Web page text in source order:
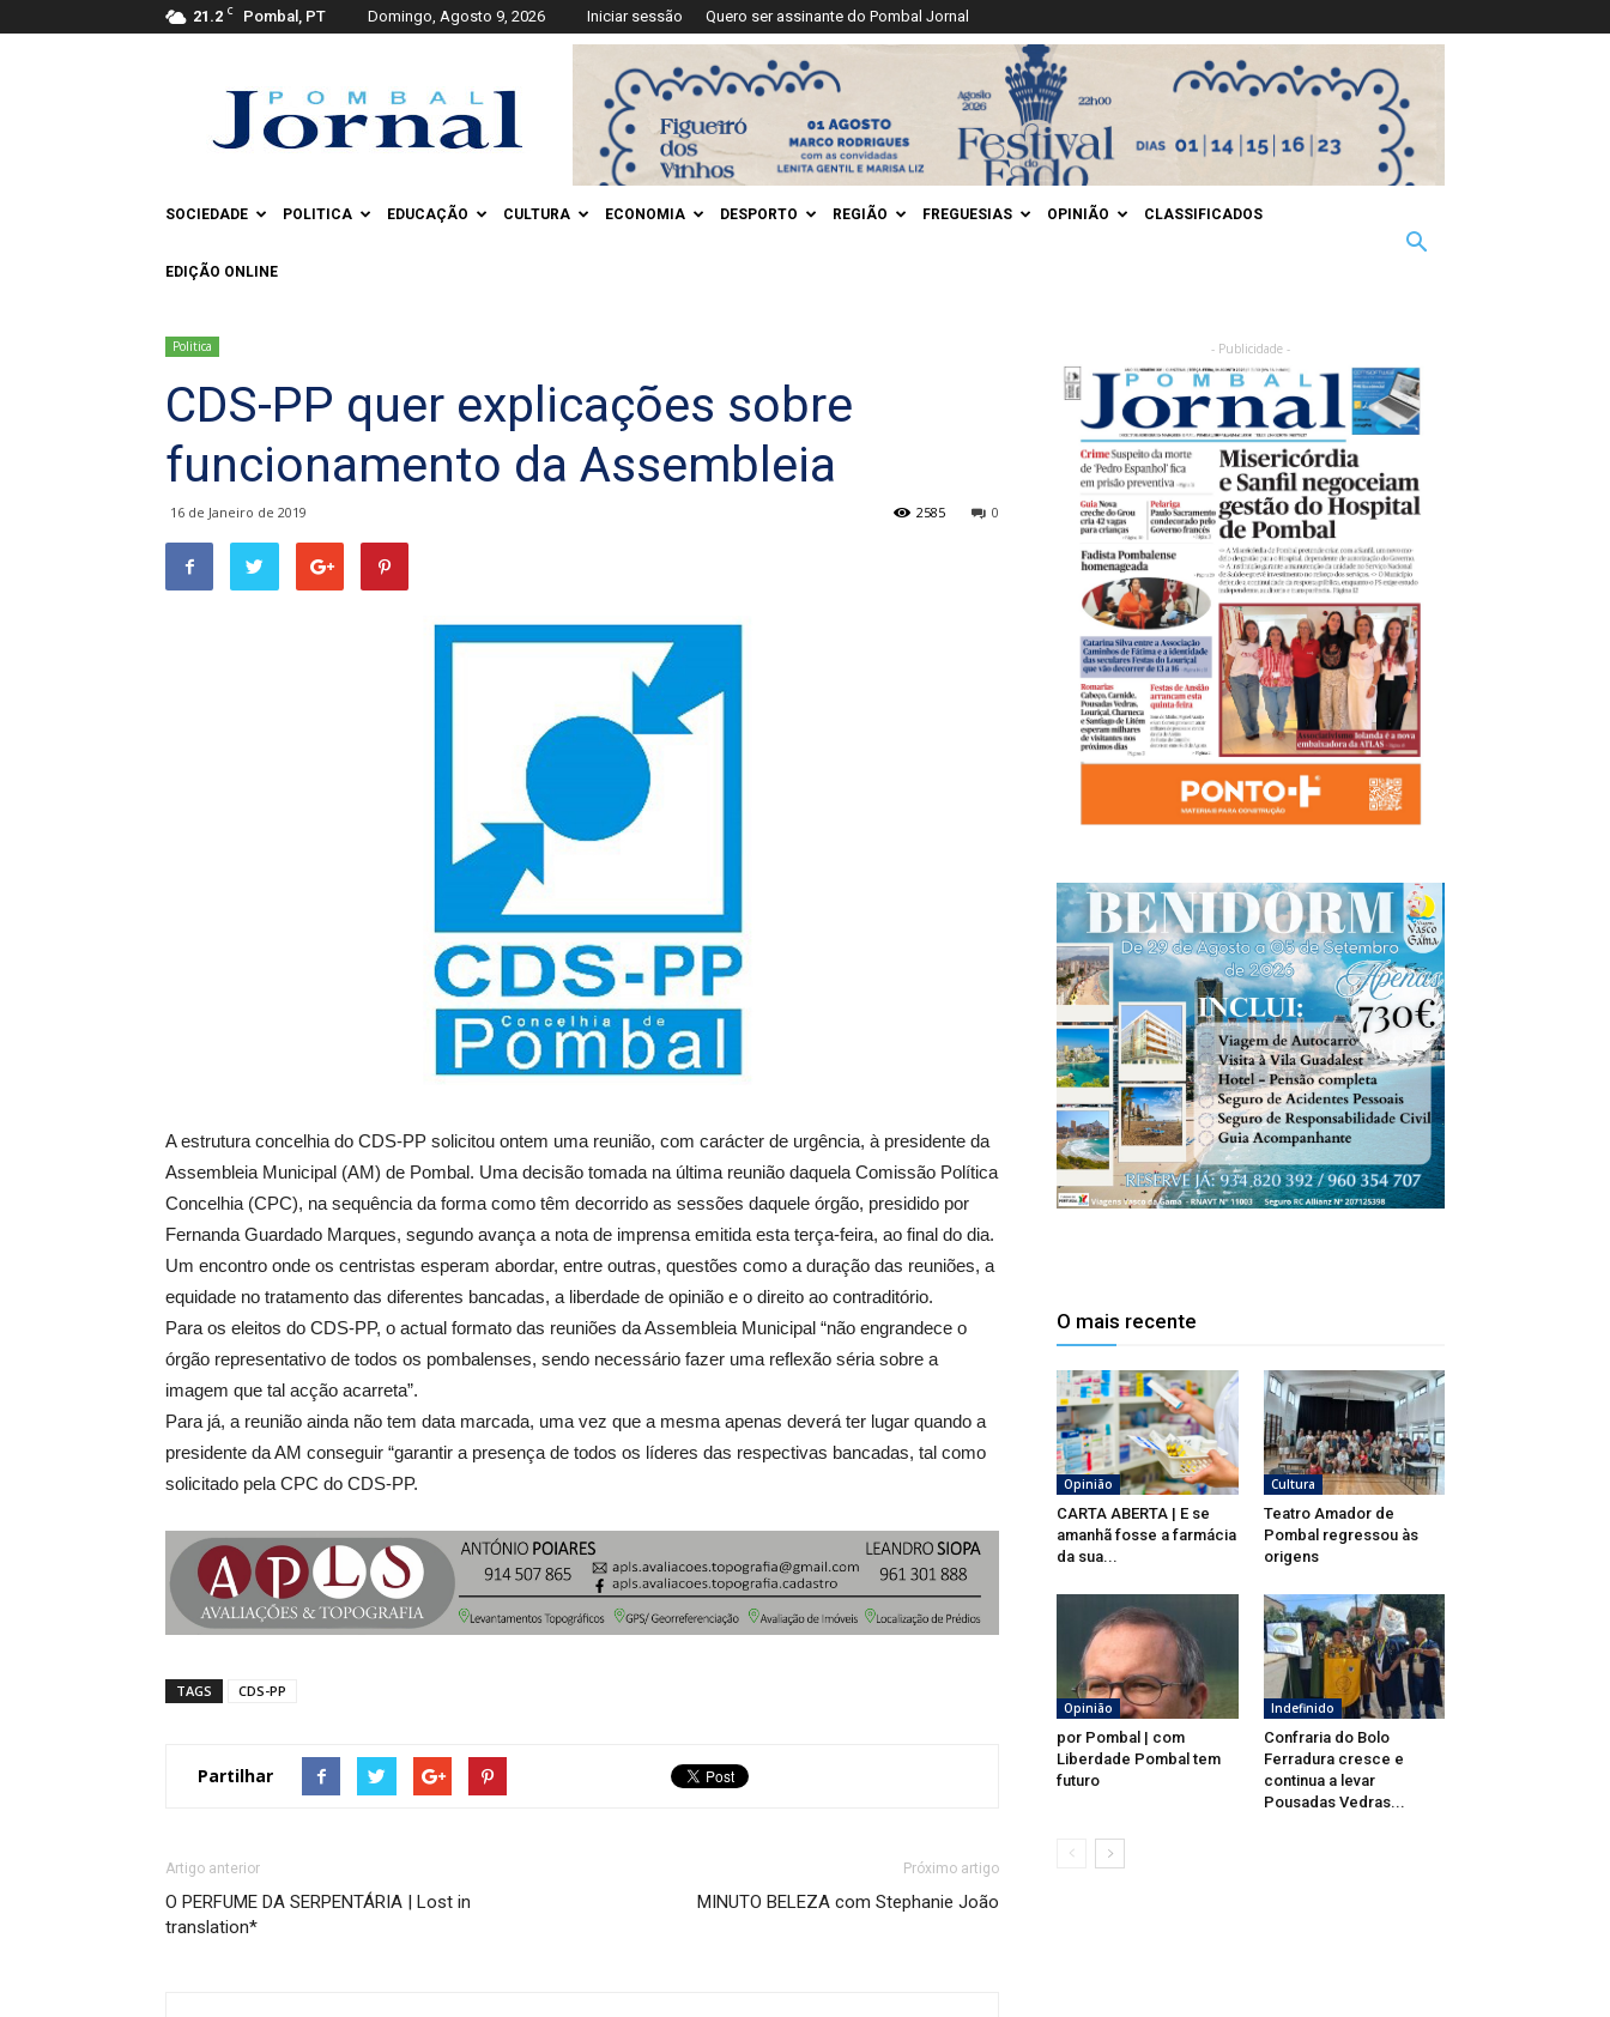
21.2 C Pombal, PT Domingo, Agosto 9, 2026 Iniciar sessão Quero ser assinante do Pombal Jornal
Jornal
SOCIEDADE POLITICA EDUCAÇÃO CULTURA ECONOMIA DESPORTO REGIÃO FREGUESIAS OPINIÃO CLASSIFICADOS
EDIÇÃO ONLINE
Politica
CDS-PP quer explicações sobre
funcionamento da Assembleia
16 de Janeiro de 2019 0
2585
A estrutura concelhia do CDS-PP solicitou ontem uma reunião, com carácter de urgência, à presidente da
Assembleia Municipal (AM) de Pombal. Uma decisão tomada na última reunião daquela Comissão Política
Concelhia (CPC), na sequência da forma como têm decorrido as sessões daquele órgão, presidido por
Fernanda Guardado Marques, segundo avança a nota de imprensa emitida esta terça-feira, ao final do dia.
Um encontro onde os centristas esperam abordar, entre outras, questões como a duração das reuniões, a
equidade no tratamento das diferentes bancadas, a liberdade de opinião e o direito ao contraditório.
Para os eleitos do CDS-PP, o actual formato das reuniões da Assembleia Municipal “não engrandece o
órgão representativo de todos os pombalenses, sendo necessário fazer uma reflexão séria sobre a
imagem que tal acção acarreta”.
Para já, a reunião ainda não tem data marcada, uma vez que a mesma apenas deverá ter lugar quando a
presidente da AM conseguir “garantir a presença de todos os líderes das respectivas bancadas, tal como
solicitado pela CPC do CDS-PP.
TAGS CDS-PP
Partilhar
Artigo anterior
O PERFUME DA SERPENTÁRIA | Lost in
translation*
Próximo artigo
MINUTO BELEZA com Stephanie João
- Publicidade -
O mais recente
Opinião
CARTA ABERTA | E se
amanhã fosse a farmácia
da sua...
Cultura
Teatro Amador de
Pombal regressou às
origens
Opinião
por Pombal | com
Liberdade Pombal tem
futuro
Indefinido
Confraria do Bolo
Ferradura cresce e
continua a levar
Pousadas Vedras...